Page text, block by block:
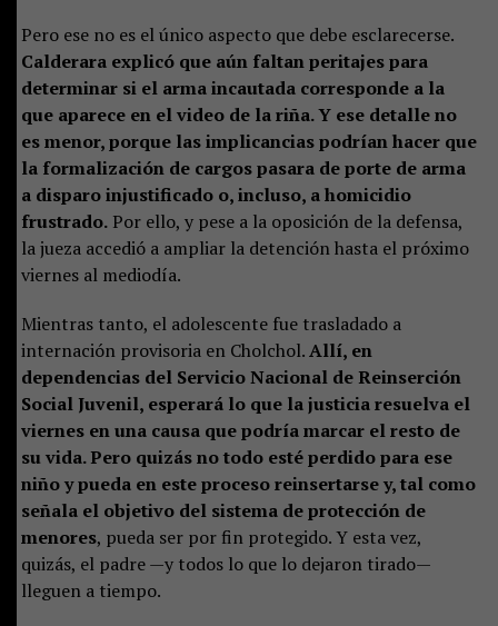
Pero ese no es el único aspecto que debe esclarecerse.
Calderara explicó que aún faltan peritajes para
determinar si el arma incautada corresponde a la
que aparece en el video de la riña. Y ese detalle no
es menor, porque las implicancias podrían hacer que
la formalización de cargos pasara de porte de arma
a disparo injustificado o, incluso, a homicidio
frustrado.Por ello, y pese a la oposición de la defensa,
la jueza accedió a ampliar la detención hasta el próximo
viernes al mediodía.
Mientras tanto, el adolescente fue trasladado a
internación provisoria en Cholchol.Allí, en
dependencias del Servicio Nacional de Reinserción
Social Juvenil, esperará lo que la justicia resuelva el
viernes en una causa que podría marcar el resto de
su vida. Pero quizás no todo esté perdido para ese
niño y pueda en este proceso reinsertarse y, tal como
señala el objetivo del sistema de protección de
menores, pueda ser por fin protegido. Y esta vez,
quizás, el padre —y todos lo que lo dejaron tirado—
lleguen a tiempo.